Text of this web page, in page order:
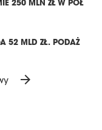
250 MLN ZŁ W PÓŁ
52 MLD ZŁ. PODAŻ
arrow_forward